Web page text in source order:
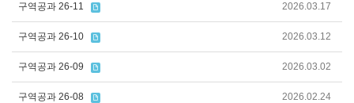
구역공과 26-11 2026.03.17
구역공과 26-10 2026.03.12
구역공과 26-09 2026.03.02
구역공과 26-08 2026.02.24